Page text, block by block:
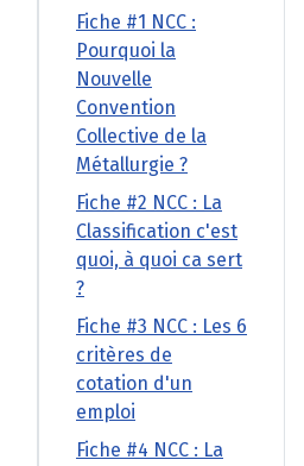
Fiche #1 NCC :
Pourquoi la
Nouvelle
Convention
Collective de la
Métallurgie ?
Fiche #2 NCC : La
Classification c'est
quoi, à quoi ca sert
?
Fiche #3 NCC : Les 6
critères de
cotation d'un
emploi
Fiche #4 NCC : La